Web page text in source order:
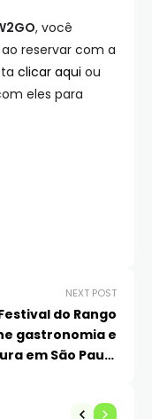
, você
reservar com a
clicar aqui ou
eles para
NEXT POST
do Rango
gastronomia e
em São Paulo